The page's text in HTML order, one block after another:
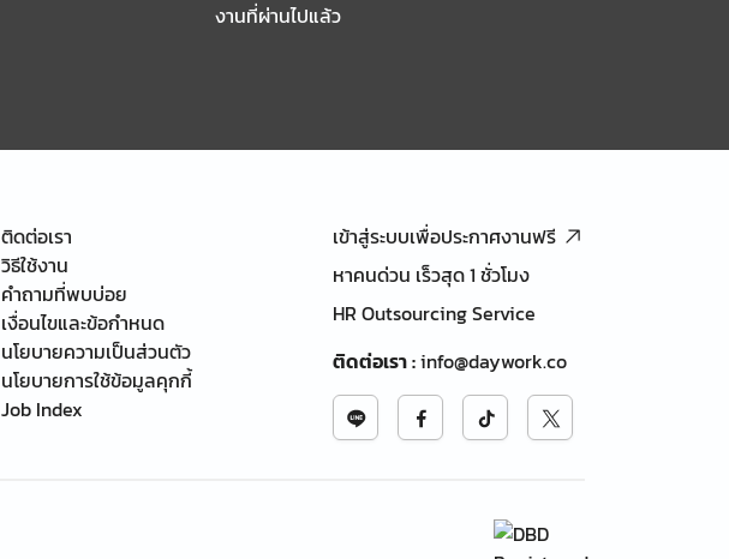
งานที่ผ่านไปแล้ว
ติดต่อเรา
วิธีใช้งาน
คำถามที่พบบ่อย
เงื่อนไขและข้อกำหนด
นโยบายความเป็นส่วนตัว
นโยบายการใช้ข้อมูลคุกกี้
Job Index
เข้าสู่ระบบเพื่อประกาศงานฟรี
หาคนด่วน เร็วสุด 1 ชั่วโมง
HR Outsourcing Service
ติดต่อเรา:info@daywork.co